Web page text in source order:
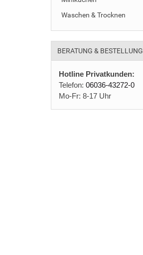
Waschen & Trocknen
BERATUNG & BESTELLUNG
Hotline Privatkunden:
Telefon: 06036-43272-0
Mo-Fr: 8-17 Uhr